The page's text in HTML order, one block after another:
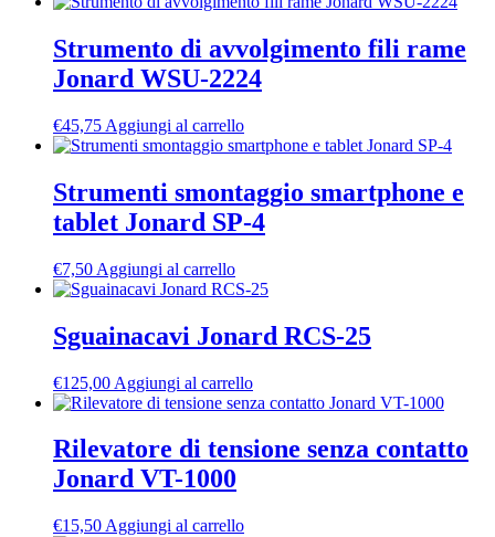
Strumento di avvolgimento fili rame
Jonard WSU-2224
€45,75 Aggiungi al carrello
Strumenti smontaggio smartphone e
tablet Jonard SP-4
€7,50 Aggiungi al carrello
Sguainacavi Jonard RCS-25
€125,00 Aggiungi al carrello
Rilevatore di tensione senza contatto
Jonard VT-1000
€15,50 Aggiungi al carrello